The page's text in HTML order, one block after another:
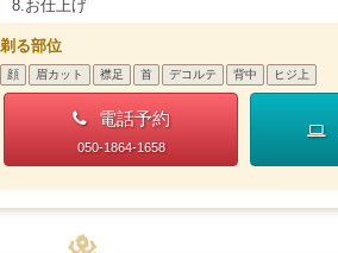
8.お仕上げ
剃る部位
顔 眉カット 襟足 首 デコルテ 背中 ヒジ上
電話予約
050-1864-1658